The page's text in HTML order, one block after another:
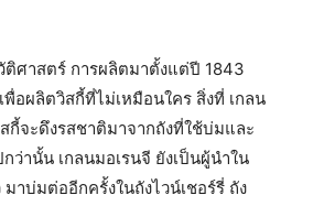
ศาสตร์ การผลิตมาตั้งแต่ปี 1843
ผลิตวิสกี้ที่ไม่เหมือนใคร สิ่งที่ เกลน
กี้จะดึงรสชาติมาจากถังที่ใช้บ่มและ
ว่านั้น เกลนมอเรนจี ยังเป็นผู้นำใน
าบ่มต่ออีกครั้งในถังไวน์เชอร์รี่ ถัง